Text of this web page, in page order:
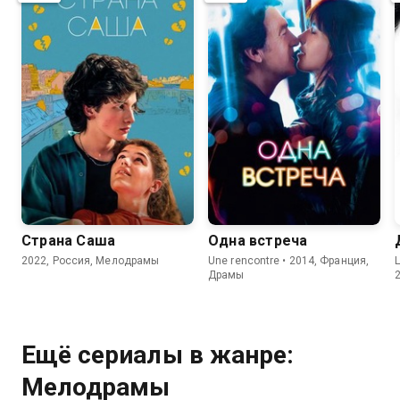
6.7 7.0
Страна Саша
2022, Россия, Мелодрамы
6.2
Одна встреча
Une rencontre • 2014, Франция,
Драмы
Ещё сериалы в жанре:
Мелодрамы